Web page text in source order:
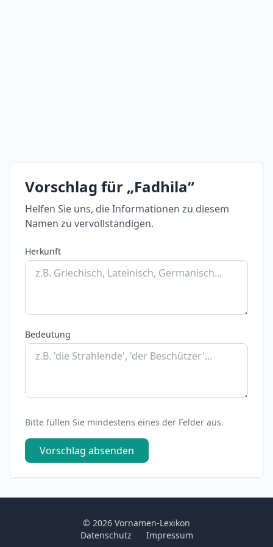
Vorschlag für „Fadhila“
Helfen Sie uns, die Informationen zu diesem
Namen zu vervollständigen.
Herkunft
Bedeutung
Bitte füllen Sie mindestens eines der Felder aus.
Vorschlag absenden
© 2026 Vornamen-Lexikon
Datenschutz
Impressum